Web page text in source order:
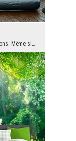
Il s'agit d'une décoration en trois dimensions. Même si sa forme est assez simple, l'élément déco...